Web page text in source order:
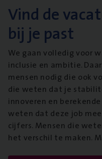
Vind de
bij je past
We gaan volledig voor
inclusie en ambitie.
mensen nodig die ook
die weten dat je
innoveren en
weten dat deze job
cijfers. Mensen die
het verschil te maken.